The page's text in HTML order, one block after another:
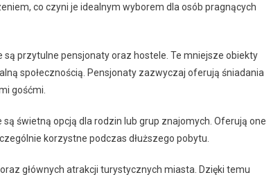
co czyni je idealnym wyborem dla osób pragnących
przytulne pensjonaty oraz hostele. Te mniejsze obiekty
społecznością. Pensjonaty zazwyczaj oferują śniadania
gośćmi.
świetną opcją dla rodzin lub grup znajomych. Oferują one
korzystne podczas dłuższego pobytu.
głównych atrakcji turystycznych miasta. Dzięki temu